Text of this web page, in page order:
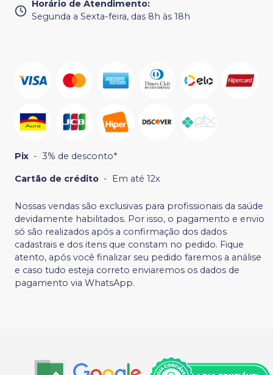
Horário de Atendimento:
Segunda a Sexta-feira, das 8h às 18h
Pix - 3% de desconto*
Cartão de crédito - Em até 12x
Nossas vendas são exclusivas para profissionais da saúde
devidamente habilitados. Por isso, o pagamento e envio
só são realizados após a confirmação dos dados
cadastrais e dos itens que constam no pedido. Fique
atento, após você finalizar seu pedido faremos a análise
e caso tudo esteja correto enviaremos os dados de
pagamento via WhatsApp.